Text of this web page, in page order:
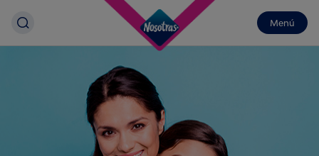
Menú